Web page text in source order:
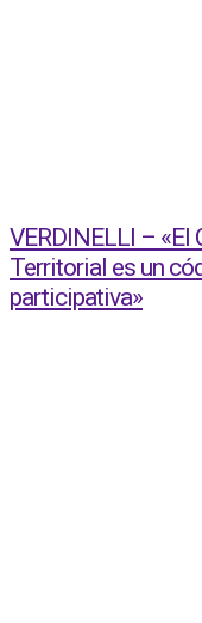
VERDINELLI – «El
Territorial es un
participativa»